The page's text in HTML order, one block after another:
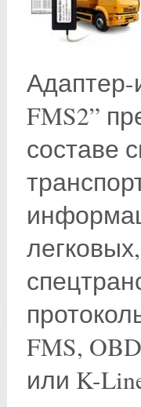
Адаптер-
FMS2”
составе
FMS,
или K-